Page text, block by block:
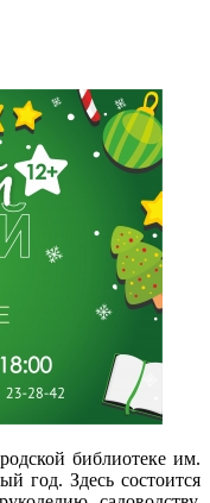
библиотеке им.
год. Здесь состоится